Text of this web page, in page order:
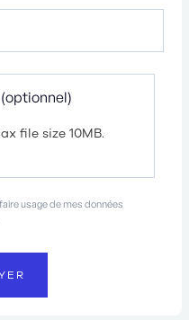
file size 10MB.
usage de mes données